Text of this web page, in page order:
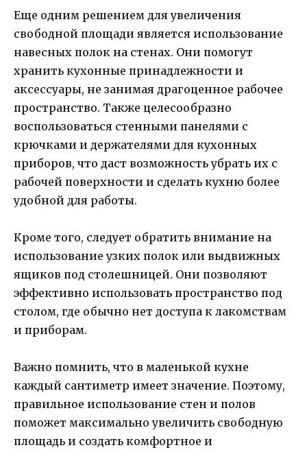
Еще одним решением для увеличения
свободной площади является использование
навесных полок на стенах. Они помогут
хранить кухонные принадлежности и
аксессуары, не занимая драгоценное рабочее
пространство. Также целесообразно
воспользоваться стенными панелями с
крючками и держателями для кухонных
приборов, что даст возможность убрать их с
рабочей поверхности и сделать кухню более
удобной для работы.
Кроме того, следует обратить внимание на
использование узких полок или выдвижных
ящиков под столешницей. Они позволяют
эффективно использовать пространство под
столом, где обычно нет доступа к лакомствам
и приборам.
Важно помнить, что в маленькой кухне
каждый сантиметр имеет значение. Поэтому,
правильное использование стен и полов
поможет максимально увеличить свободную
площадь и создать комфортное и